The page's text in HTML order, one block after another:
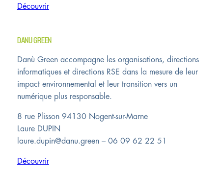
Découvrir
DANU GREEN
Danù Green accompagne les organisations, directions
informatiques et directions RSE dans la mesure de leur
impact environnemental et leur transition vers un
numérique plus responsable.
8 rue Plisson 94130 Nogent-sur-Marne
Laure DUPIN
laure.dupin@danu.green – 06 09 62 22 51
Découvrir